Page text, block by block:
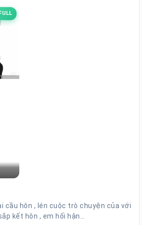
FULL
cầu hôn , lén cuộc trò chuyện của với
kết hôn , em hối hận…